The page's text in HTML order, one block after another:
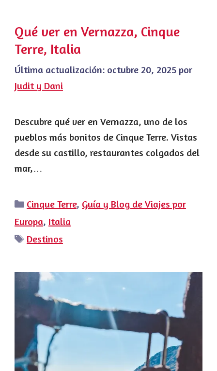
Qué ver en Vernazza, Cinque
Terre, Italia
Última actualización: octubre 20, 2025 por
Judit y Dani
Descubre qué ver en Vernazza, uno de los
pueblos más bonitos de Cinque Terre. Vistas
desde su castillo, restaurantes colgados del
mar,…
Categorías
Cinque Terre, Guía y Blog de Viajes por
Europa, Italia
Etiquetas
Destinos